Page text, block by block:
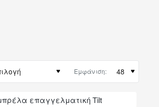
Εμφάνιση: